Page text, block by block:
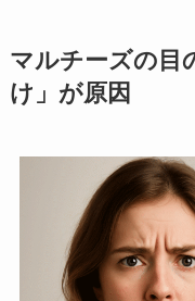
マルチーズの目
け」が原因